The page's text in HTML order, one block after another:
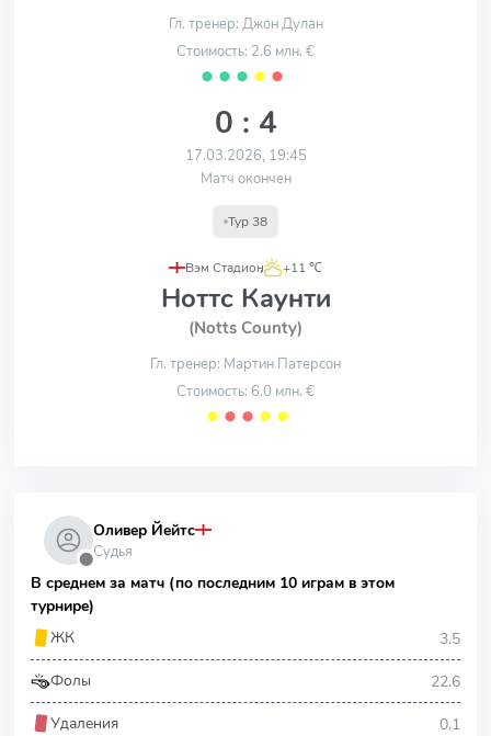
Гл. тренер: Джон Дулан
Стоимость: 2.6 млн. €
⬤ ⬤ ⬤ ⬤ ⬤
0 : 4
17.03.2026, 19:45
Матч окончен
Тур 38
Вэм Стадион
, +11 ℃
Ноттс Каунти
(Notts County)
Гл. тренер: Мартин Патерсон
Стоимость: 6.0 млн. €
⬤ ⬤ ⬤ ⬤ ⬤
⬤
Оливер Йейтс
Судья
В среднем за матч (по последним 10 играм в этом
турнире)
ЖК
3.5
Фолы 22.6
Удаления 0.1